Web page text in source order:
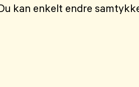
kan enkelt endre